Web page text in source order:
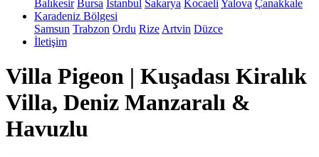
Balıkesir Bursa İstanbul Sakarya Kocaeli Yalova Çanakkale
Karadeniz Bölgesi
Samsun Trabzon Ordu Rize Artvin Düzce
İletişim
Villa Pigeon | Kuşadası Kiralık
Villa, Deniz Manzaralı &
Havuzlu